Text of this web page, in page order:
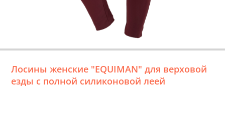
Лосины женские "EQUIMAN" для верховой
езды с полной силиконовой леей